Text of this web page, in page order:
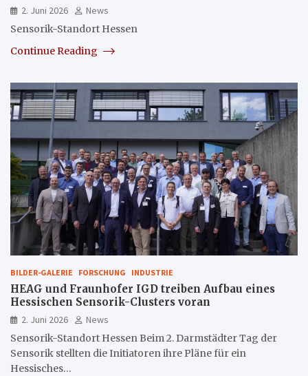
2. Juni 2026
News
Sensorik-Standort Hessen
Continue Reading
BILDER-GALERIE FORSCHUNG INDUSTRIE
HEAG und Fraunhofer IGD treiben Aufbau eines
Hessischen Sensorik-Clusters voran
2. Juni 2026
News
Sensorik-Standort Hessen Beim 2. Darmstädter Tag der
Sensorik stellten die Initiatoren ihre Pläne für ein
Hessisches…